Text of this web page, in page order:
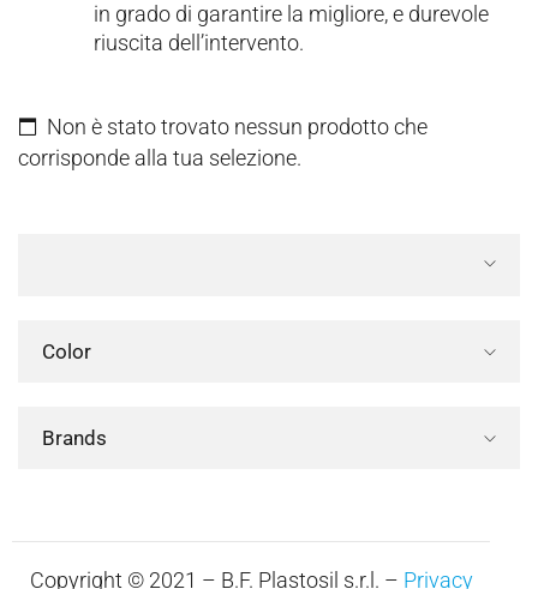
in grado di garantire la migliore, e durevole
riuscita dell’intervento.
Non è stato trovato nessun prodotto che
corrisponde alla tua selezione.
Color
Brands
Copyright © 2021 – B.F. Plastosil s.r.l. – Privacy